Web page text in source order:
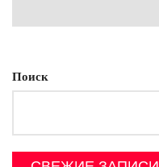
Поиск